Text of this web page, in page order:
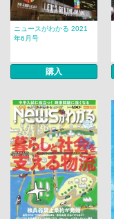
ニュースがわかる 2021
年6月号
購入